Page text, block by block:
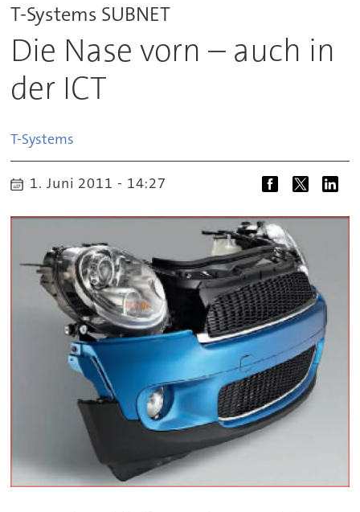
T-Systems SUBNET
Die Nase vorn – auch in
der ICT
T-Systems
1. Juni 2011 - 14:27